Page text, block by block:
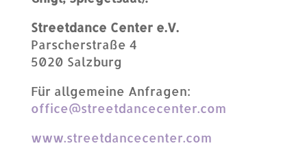
Streetdance Center e.V.
Parscherstraße 4
5020 Salzburg
Für allgemeine Anfragen:
office@streetdancecenter.com
www.streetdancecenter.com